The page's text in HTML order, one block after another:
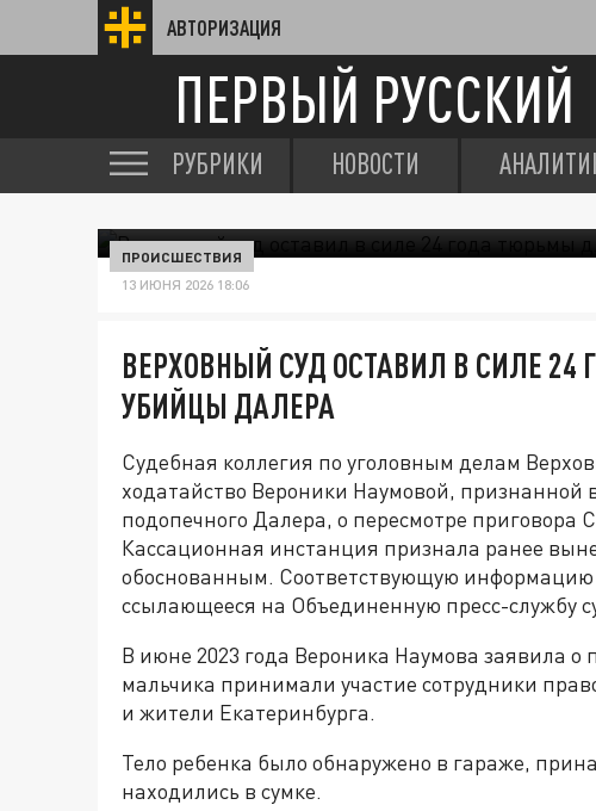
АВТОРИЗАЦИЯ
ПЕРВЫЙ РУССКИЙ
РУБРИКИ НОВОСТИ
ПРОИСШЕСТВИЯ
13 ИЮНЯ 2026 18:06
ВЕРХОВНЫЙ СУД ОСТАВИЛ В СИЛЕ
УБИЙЦЫ ДАЛЕРА
Судебная коллегия по уголовным делам
ходатайство Вероники Наумовой, признанной
подопечного Далера, о пересмотре приговора
Кассационная инстанция признала ранее
обоснованным. Соответствующую
ссылающееся на Объединенную пресс-службу
В июне 2023 года Вероника Наумова заявила
мальчика принимали участие сотрудники
и жители Екатеринбурга.
Тело ребенка было обнаружено в гараже,
находились в сумке.